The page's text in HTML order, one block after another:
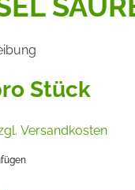
Stück
Versandkosten